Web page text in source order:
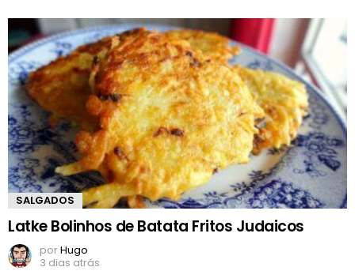
SALGADOS
Latke Bolinhos de Batata Fritos Judaicos
porHugo
3 dias atrás